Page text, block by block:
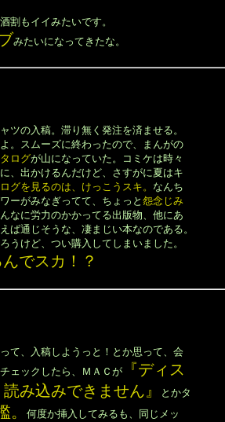
割もイイみたいです。
みたいになってきたな。
の入稿。滞り無く発注を済ませる。
。スムーズに終わったので、まんがの
ログが山になっていた。コミケは時々
、出かけるんだけど、さすがに夏はキ
グを見るのは、けっこうスキ。 なんち
ーがみなぎってて、ちょっと 怨念じみ
なに労力のかかってる出版物、他にあ
ば通じそうな、凄まじい本なのである。
けど、つい購入してしまいました。
でスカ！？
て、入稿しようっと！とか思って、会
ェックしたら、ＭＡＣが
『ディス
み込みできません』
とかタ
。
何度か挿入してみるも、同じメッ